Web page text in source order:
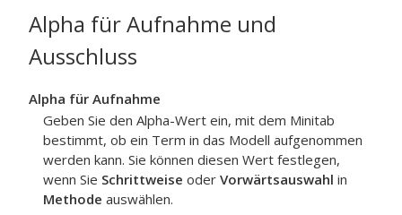
Alpha für Aufnahme und
Ausschluss
Alpha für Aufnahme
Geben Sie den Alpha-Wert ein, mit dem Minitab
bestimmt, ob ein Term in das Modell aufgenommen
werden kann. Sie können diesen Wert festlegen,
wenn Sie Schrittweise oder Vorwärtsauswahl in
Methode auswählen.